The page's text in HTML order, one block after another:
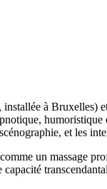
à
et les
un massage